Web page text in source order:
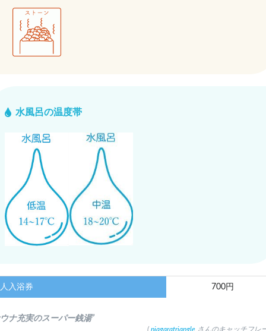
水風呂の温度帯
入浴券 700円
ナ充実のスーパー銭湯”
( niagaratriangle さんのキャッチフレ